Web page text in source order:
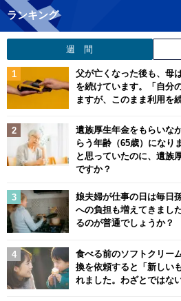
ランキング
週 間
父が亡くなった後も、母
を続けています。「自分
ますが、このまま利用を
遺族厚生年金をもらいな
らう年齢（65歳）になり
と思っていたのに、遺族
ですか？
娘夫婦が仕事の日は毎日
への負担も増えてきまし
るのが普通でしょうか？
食べる前のソフトクリー
換を依頼すると「新しい
れました。わざとではな